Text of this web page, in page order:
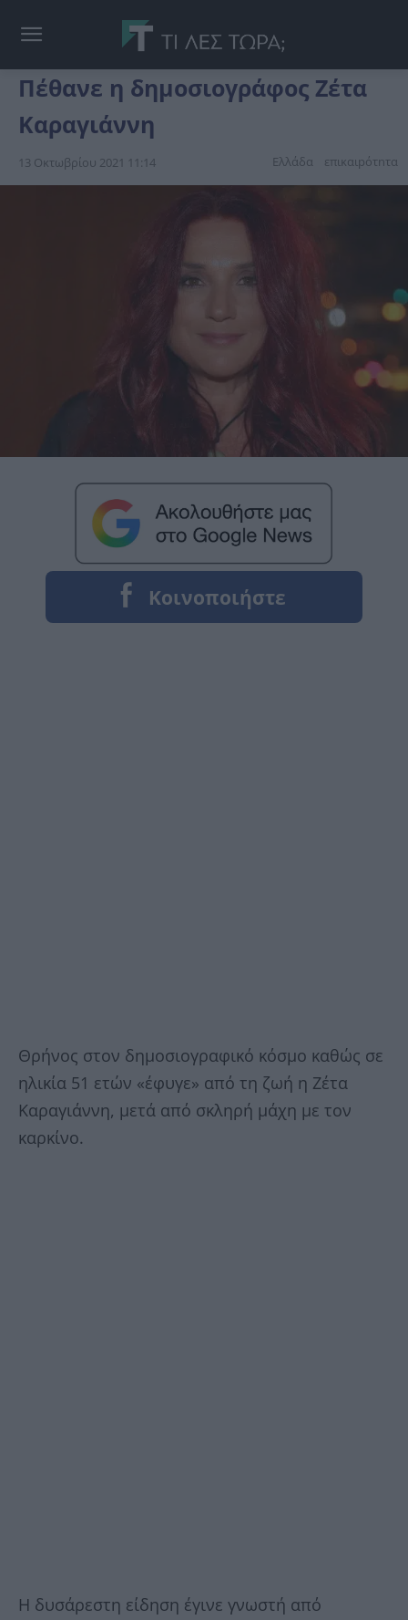
Πέθανε η δημοσιογράφος Ζέτα
Καραγιάννη
13 Οκτωβρίου 2021 11:14 Ελλάδα επικαιpότnτα
Θρήνος στον δημοσιογραφικό κόσμο καθώς σε
ηλικία 51 ετών «έφυγε» από τη ζωή η Ζέτα
Καραγιάννη, μετά από σκληρή μάχη με τον
καρκίνο.
Η δυσάρεστη είδηση έγινε γνωστή από